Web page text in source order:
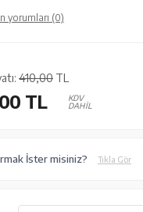
yorumları (0)
410,00 TL
TL
KDV
DAHİL
İster misiniz? Tıkla Gör